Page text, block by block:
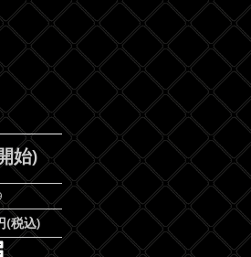
始)
(税込)